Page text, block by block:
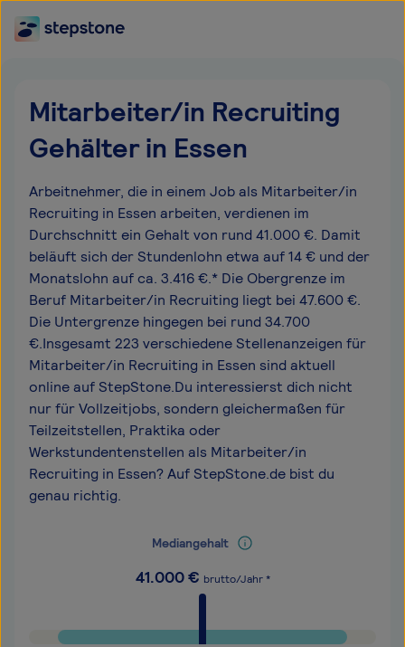
Mitarbeiter/in Recruiting
Gehälter in Essen
Arbeitnehmer, die in einem Job als Mitarbeiter/in
Recruiting in Essen arbeiten, verdienen im
Durchschnitt ein Gehalt von rund 41.000 €. Damit
beläuft sich der Stundenlohn etwa auf 14 € und der
Monatslohn auf ca. 3.416 €.* Die Obergrenze im
Beruf Mitarbeiter/in Recruiting liegt bei 47.600 €.
Die Untergrenze hingegen bei rund 34.700
€.Insgesamt 223 verschiedene Stellenanzeigen für
Mitarbeiter/in Recruiting in Essen sind aktuell
online auf StepStone.Du interessierst dich nicht
nur für Vollzeitjobs, sondern gleichermaßen für
Teilzeitstellen, Praktika oder
Werkstundentenstellen als Mitarbeiter/in
Recruiting in Essen? Auf StepStone.de bist du
genau richtig.
Mediangehalt
41.000€ brutto/Jahr *